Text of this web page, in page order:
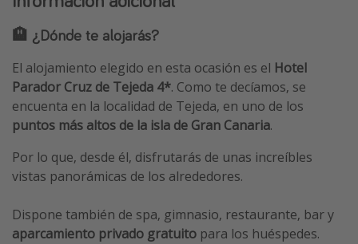
🏨 ¿Dónde te alojarás?
El alojamiento elegido en esta ocasión es el Hotel
Parador Cruz de Tejeda 4*. Como te decíamos, se
encuenta en la localidad de Tejeda, en uno de los
puntos más altos de la isla de Gran Canaria.
Por lo que, desde él, disfrutarás de unas increíbles
vistas panorámicas de los alrededores.
Dispone también de spa, gimnasio, restaurante, bar y
aparcamiento privado gratuito para los huéspedes.